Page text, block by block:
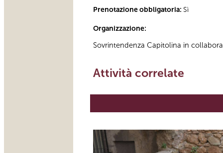
Prenotazione obbligatoria: Sì
Organizzazione:
Sovrintendenza Capitolina in
Attività correlate